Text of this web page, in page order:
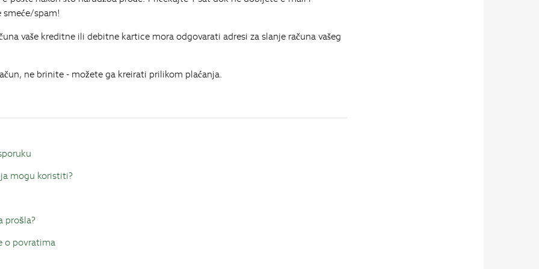
spam!
vaše kreditne ili debitne kartice mora odgovarati adresi za slanje računa vašeg
ne brinite - možete ga kreirati prilikom plaćanja.
mogu koristiti?
prošla?
o povratima